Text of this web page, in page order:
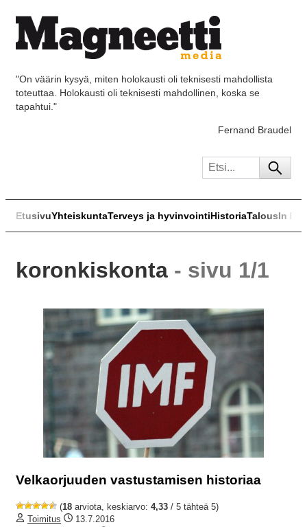
"On väärin kysyä, miten holokausti oli teknisesti mahdollista
toteuttaa. Holokausti oli teknisesti mahdollinen, koska se
tapahtui."
Fernand Braudel
EtusivuYhteiskuntaTerveys ja hyvinvointiHistoriaTalousIn
koronkiskonta - sivu 1/1
Velkaorjuuden vastustamisen historiaa
(18 arviota, keskiarvo: 4,33 / 5 tähteä 5)
Toimitus
13.7.2016